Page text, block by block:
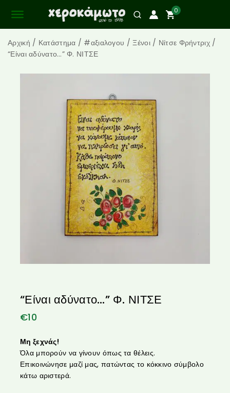
0
Αρχική / Κατάστημα / #αξιαλογου / Ξένοι / Νίτσε Φρήντριχ /
“Είναι αδύνατο…” Φ. ΝΙΤΣΕ
“Είναι αδύνατο…” Φ. ΝΙΤΣΕ
€10
Μη ξεχνάς!
Όλα μπορούν να γίνουν όπως τα θέλεις.
Επικοινώνησε μαζί μας, πατώντας το κόκκινο σύμβολο
κάτω αριστερά.